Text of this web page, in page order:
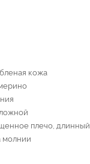
кожа
плечо, длинный
молнии